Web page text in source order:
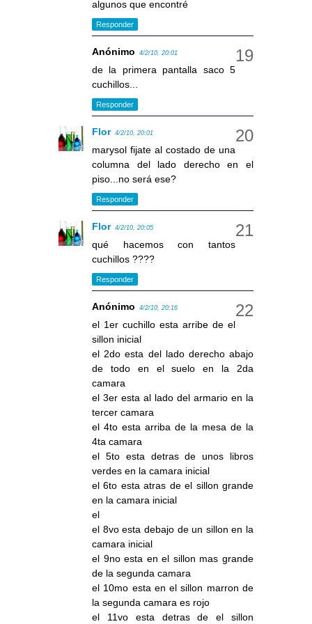
algunos que encontré
Responder
Anónimo 4/2/10, 20:01
de la primera pantalla saco 5
cuchillos...
Responder
Flor 4/2/10, 20:01
marysol fijate al costado de una
columna del lado derecho en el
piso...no será ese?
Responder
Flor 4/2/10, 20:05
qué hacemos con tantos
cuchillos ????
Responder
Anónimo 4/2/10, 20:16
el 1er cuchillo esta arribe de el
sillon inicial
el 2do esta del lado derecho abajo
de todo en el suelo en la 2da
camara
el 3er esta al lado del armario en la
tercer camara
el 4to esta arriba de la mesa de la
4ta camara
el 5to esta detras de unos libros
verdes en la camara inicial
el 6to esta atras de el sillon grande
en la camara inicial
el
el 8vo esta debajo de un sillon en la
camara inicial
el 9no esta en el sillon mas grande
de la segunda camara
el 10mo esta en el sillon marron de
la segunda camara es rojo
el 11vo esta detras de el sillon